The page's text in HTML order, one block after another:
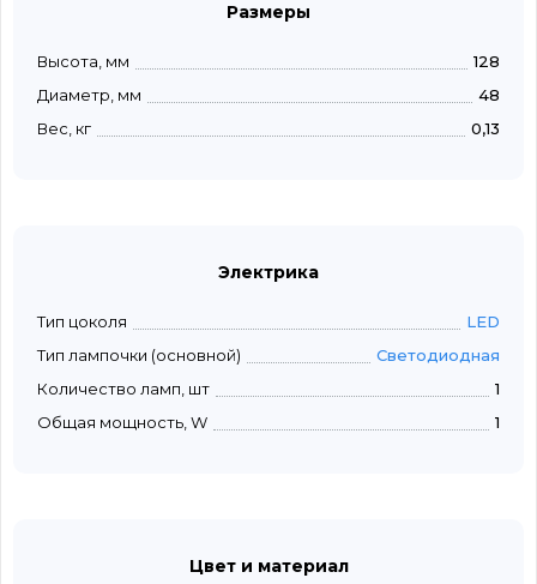
Размеры
Высота, мм
128
Диаметр, мм
48
Вес, кг
0,13
Электрика
Тип цоколя
LED
Тип лампочки (основной)
Светодиодная
Количество ламп, шт
1
Общая мощность, W
1
Цвет и материал